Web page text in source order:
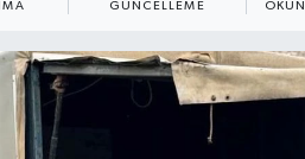
GÜNCELLEME